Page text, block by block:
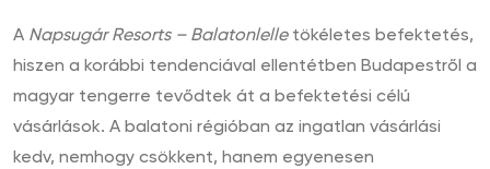
A Napsugár Resorts – Balatonlelletökéletes befektetés,
hiszen a korábbi tendenciával ellentétben Budapestről a
magyar tengerre tevődtek át a befektetési célú
vásárlások. A balatoni régióban az ingatlan vásárlási
kedv, nemhogy csökkent, hanem egyenesen